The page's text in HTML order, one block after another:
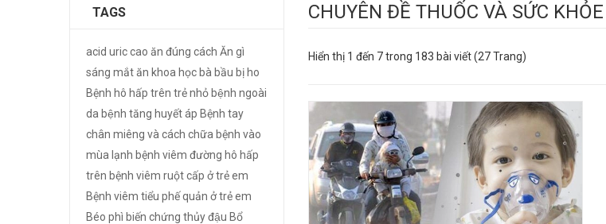
TAGS
acid uric cao ăn đúng cách Ăn gì
sáng mắtăn khoa học bà bầu bị ho
Bệnh hô hấp trên trẻ nhỏ bệnh ngoài
da bệnh tăng huyết áp Bệnh tay
chân miêng và cách chữa bệnh vào
mùa lạnh bệnh viêm đường hô hấp
trên bệnh viêm ruột cấp ở trẻ em
Bệnh viêm tiểu phế quản ở trẻ em
Béo phì biến chứng thủy đậu Bổ
CHUYÊN ĐỀ THUỐC VÀ SỨC KHỎE
Hiển thị 1 đến 7 trong 183 bài viết (27 Trang)